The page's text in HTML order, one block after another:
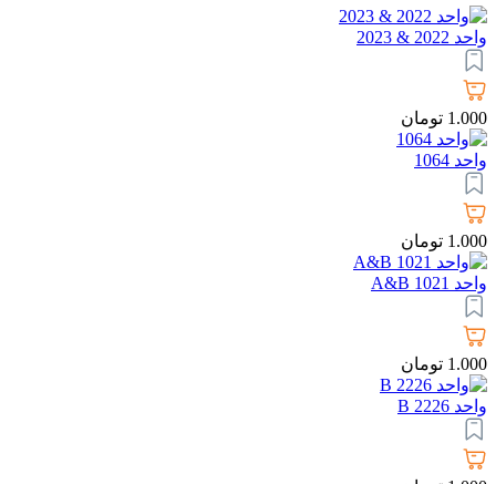
واحد 2022 & 2023
1.000 تومان
واحد 1064
1.000 تومان
واحد 1021 A&B
1.000 تومان
واحد 2226 B